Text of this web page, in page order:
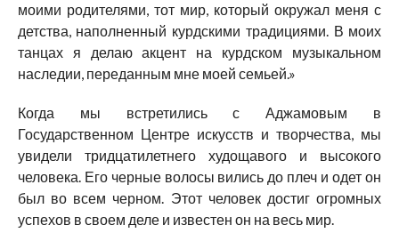
моими родителями, тот мир, который окружал меня с
детства, наполненный курдскими традициями. В моих
танцах я делаю акцент на курдском музыкальном
наследии, переданным мне моей семьей.»
Когда мы встретились с Аджамовым в
Государственном Центре искусств и творчества, мы
увидели тридцатилетнего худощавого и высокого
человека. Его черные волосы вились до плеч и одет он
был во всем черном. Этот человек достиг огромных
успехов в своем деле и известен он на весь мир.